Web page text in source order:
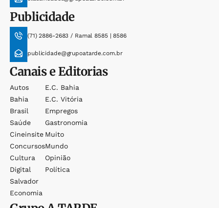
Publicidade
(71) 2886-2683 / Ramal 8585 | 8586
publicidade@grupoatarde.com.br
Canais e Editorias
Autos
Bahia
Brasil
Saúde
Cineinsite
Concursos
Cultura
Digital
Salvador
Economia
E.c. Bahia
E.c. Vitória
Empregos
Gastronomia
Muito
Mundo
Opinião
Política